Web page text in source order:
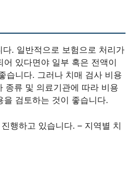
. 일반적으로 보험으로 처리가
있다면야 일부 혹은 전액이
습니다. 그러나 치매 검사 비용
종류 및 의료기관에 따라 비용
검토하는 것이 좋습니다.
행하고 있습니다. – 지역별 치